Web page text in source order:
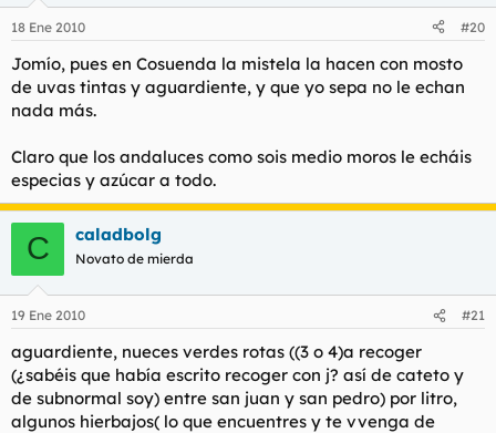
18 Ene 2010 #20
Jomío, pues en Cosuenda la mistela la hacen con mosto
de uvas tintas y aguardiente, y que yo sepa no le echan
nada más.
Claro que los andaluces como sois medio moros le echáis
especias y azúcar a todo.
C caladbolg
Novato de mierda
19 Ene 2010 #21
aguardiente, nueces verdes rotas ((3 o 4)a recoger
(¿sabéis que había escrito recoger con j? así de cateto y
de subnormal soy) entre san juan y san pedro) por litro,
algunos hierbajos( lo que encuentres y te vvenga de